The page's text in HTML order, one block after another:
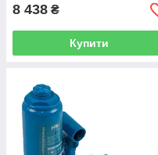
8 438 ₴
Купити